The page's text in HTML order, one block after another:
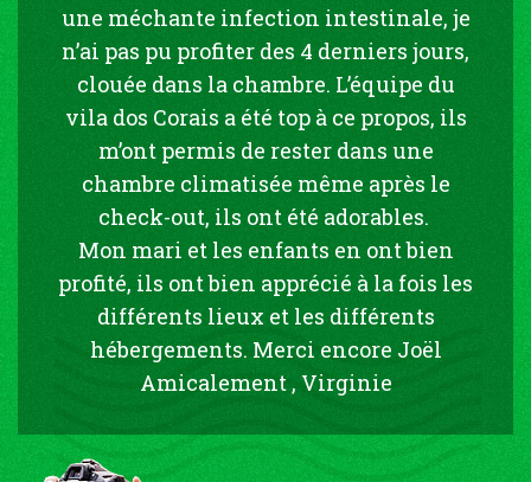
une méchante infection intestinale, je
n’ai pas pu profiter des 4 derniers jours,
clouée dans la chambre. L’équipe du
vila dos Corais a été top à ce propos, ils
m’ont permis de rester dans une
chambre climatisée même après le
check-out, ils ont été adorables.
Mon mari et les enfants en ont bien
profité, ils ont bien apprécié à la fois les
différents lieux et les différents
hébergements. Merci encore Joël
Amicalement , Virginie